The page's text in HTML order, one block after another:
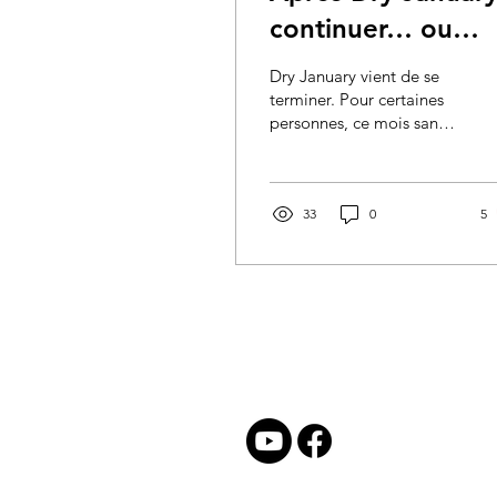
continuer… ou
s’arrêter...
Dry January vient de se
terminer. Pour certaines
personnes, ce mois sans
exigeant ou simplement
une nouvelle proposition
33 0 5